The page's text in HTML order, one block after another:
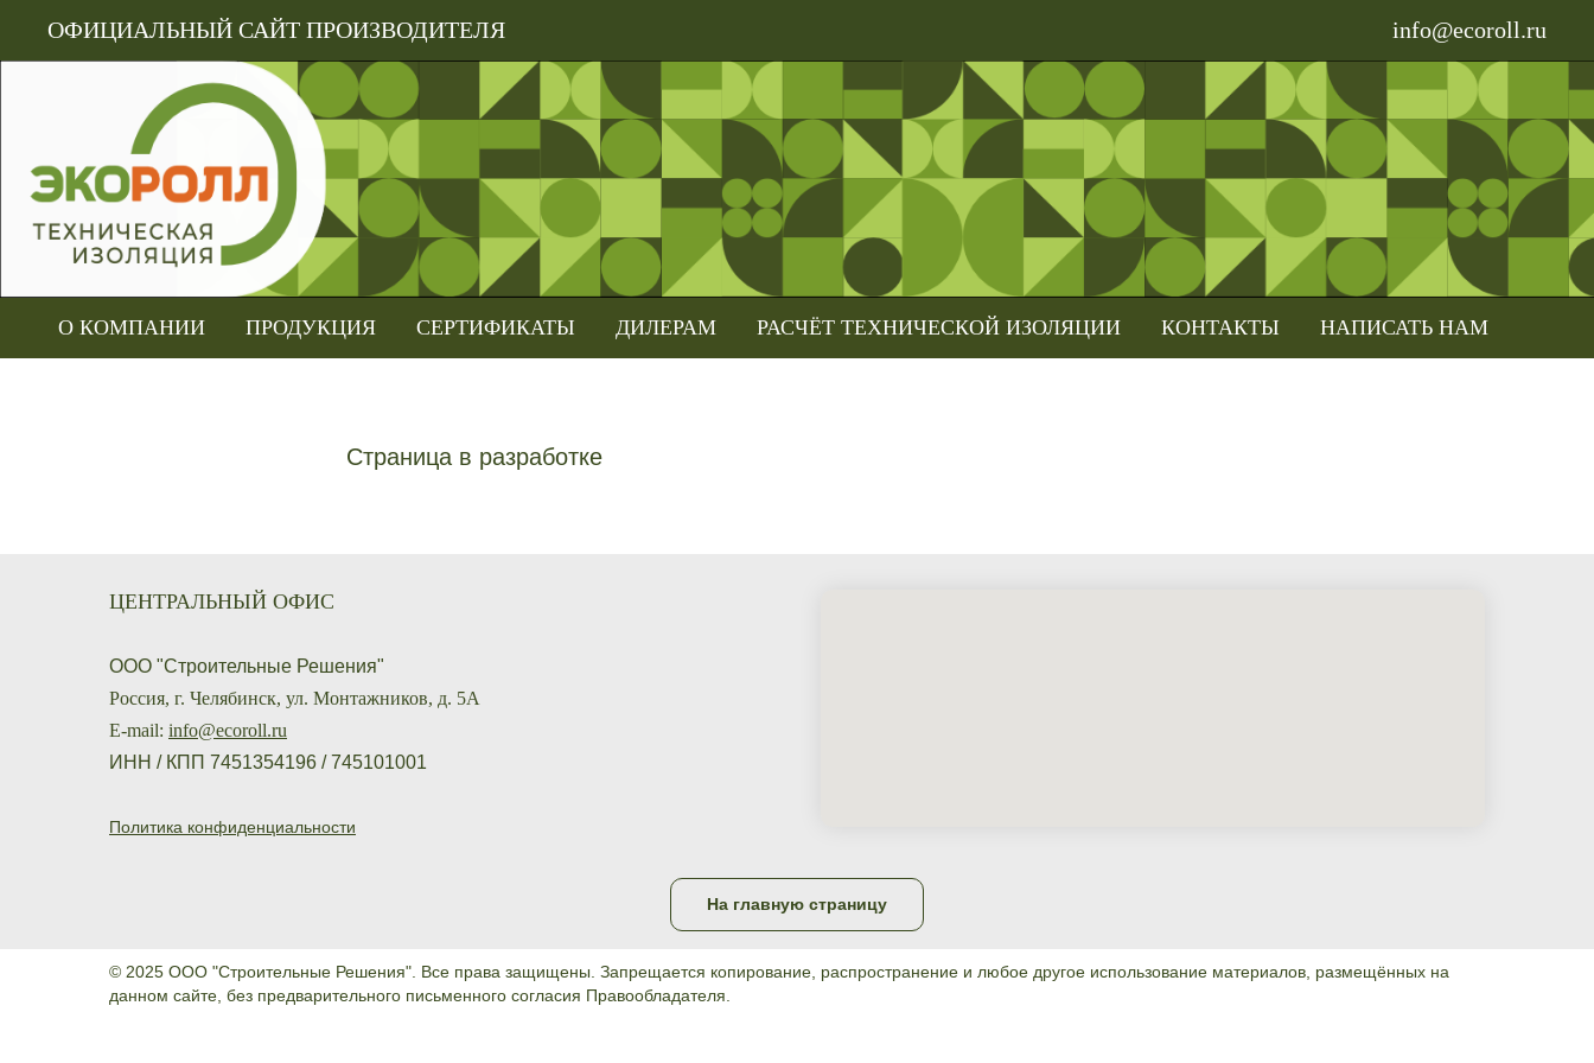
ОФИЦИАЛЬНЫЙ САЙТ ПРОИЗВОДИТЕЛЯ info@ecoroll.ru
О КОМПАНИИ ПРОДУКЦИЯ СЕРТИФИКАТЫ ДИЛЕРАМ РАСЧЁТ ТЕХНИЧЕСКОЙ ИЗОЛЯЦИИ КОНТАКТЫ НАПИСАТЬ НАМ
Страница в разработке
ЦЕНТРАЛЬНЫЙ ОФИС
ООО "Строительные Решения"
Россия, г. Челябинск, ул. Монтажников, д. 5А
E-mail: info@ecoroll.ru
ИНН / КПП 7451354196 / 745101001
Политика конфиденциальности
На главную страницу
© 2025 ООО "Строительные Решения". Все права защищены. Запрещается копирование, распространение и любое другое использование материалов, размещённых на
данном сайте, без предварительного письменного согласия Правообладателя.